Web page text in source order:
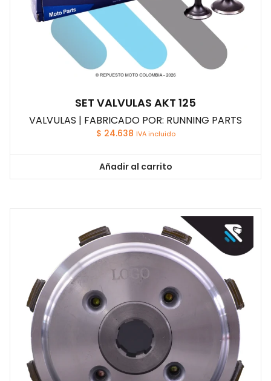
SET VALVULAS AKT 125
VALVULAS | FABRICADO POR: RUNNING PARTS
$ 24.638 IVA incluido
Añadir al carrito